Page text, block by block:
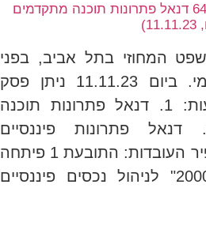
ת"א (תל אביב) 64303-01-15 דנאל פתרונות תוכנה מתקדמים
המחוזי בתל אביב, בפני
השופטת תמר אברהמי. ביום 11.11.23 ניתן פסק
הדין. הצדדים: התובעות: 1. דנאל פתרונות תוכנה
מתקדמים בע"מ 2. דנאל פתרונות פיננסיים
בע"מ; הנתבע: גיל סנפיר העובדות: התובעת 1 פיתחה
תוכנה בשם "דנאל 2000" לניהול נכסים פיננסיים